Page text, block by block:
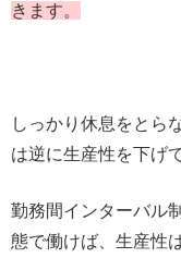
きます。
しっかり休息をとら
は逆に生産性を下げ
勤務間インターバル
態で働けば、生産性